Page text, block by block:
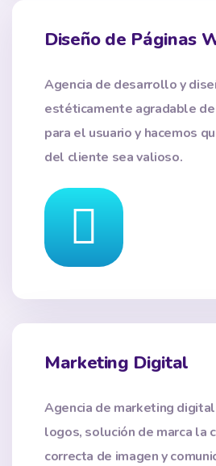
Diseño de Páginas
Agencia de desarrollo y
estéticamente agradable
para el usuario y hacemos
del cliente sea valioso.
Marketing Digital
Agencia de marketing
logos, solución de marca la
correcta de imagen y